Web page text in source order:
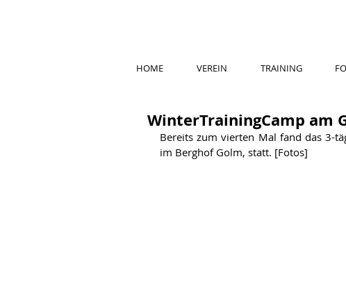
HOME VEREIN TRAINING
WinterTrainingCamp am
Bereits zum vierten Mal fand das 3-
im Berghof Golm, statt. [Fotos]